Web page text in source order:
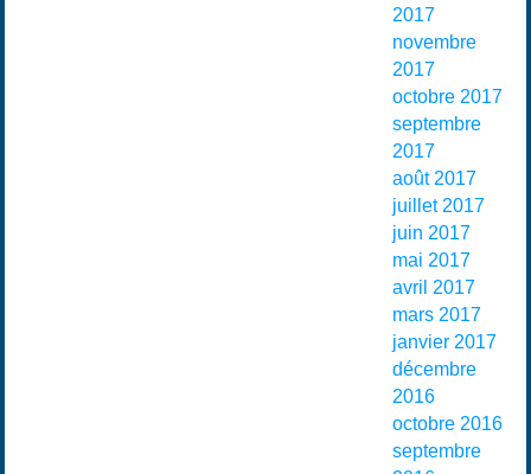
2017
novembre
2017
octobre 2017
septembre
2017
août 2017
juillet 2017
juin 2017
mai 2017
avril 2017
mars 2017
janvier 2017
décembre
2016
octobre 2016
septembre